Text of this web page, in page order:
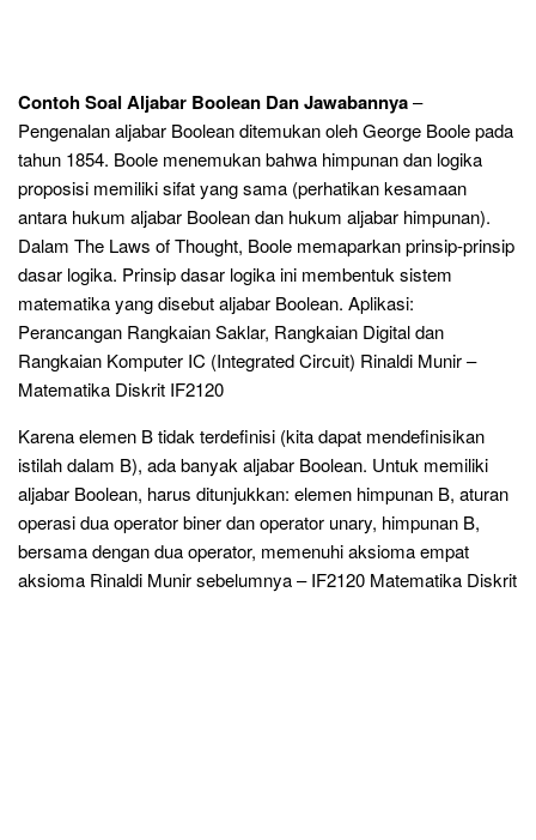
Contoh Soal Aljabar Boolean Dan Jawabannya–
Pengenalan aljabar Boolean ditemukan oleh George Boole pada
tahun 1854. Boole menemukan bahwa himpunan dan logika
proposisi memiliki sifat yang sama (perhatikan kesamaan
antara hukum aljabar Boolean dan hukum aljabar himpunan).
Dalam The Laws of Thought, Boole memaparkan prinsip-prinsip
dasar logika. Prinsip dasar logika ini membentuk sistem
matematika yang disebut aljabar Boolean. Aplikasi:
Perancangan Rangkaian Saklar, Rangkaian Digital dan
Rangkaian Komputer IC (Integrated Circuit) Rinaldi Munir –
Matematika Diskrit IF2120
Karena elemen B tidak terdefinisi (kita dapat mendefinisikan
istilah dalam B), ada banyak aljabar Boolean. Untuk memiliki
aljabar Boolean, harus ditunjukkan: elemen himpunan B, aturan
operasi dua operator biner dan operator unary, himpunan B,
bersama dengan dua operator, memenuhi aksioma empat
aksioma Rinaldi Munir sebelumnya – IF2120 Matematika Diskrit